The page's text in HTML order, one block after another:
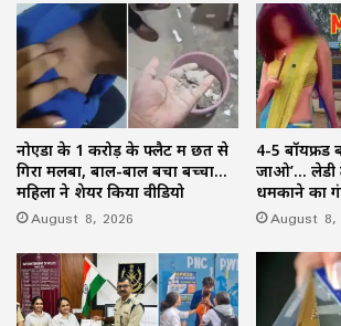
नोएडा के 1 करोड़ के फ्लैट में छत से
गिरा मलबा, बाल-बाल बचा बच्चा…
महिला ने शेयर किया वीडियो
August 8, 2026
4-5 बॉयफ्रेंड
जाओ’… लेडी
धमकाने का
August 8,